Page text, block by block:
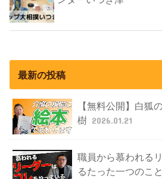
最新の投稿
【無料公開】白狐
樹 2026.01.21
職員から慕われる
るたった一つのこと